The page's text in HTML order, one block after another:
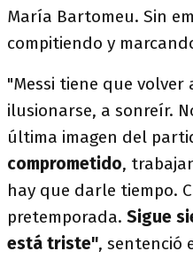
María Bartomeu. Sin
compitiendo y
"Messi tiene que volver
ilusionarse, a sonreír.
última imagen del
comprometido,
hay que darle tiempo.
pretemporada. Sigue
está triste", sentenció